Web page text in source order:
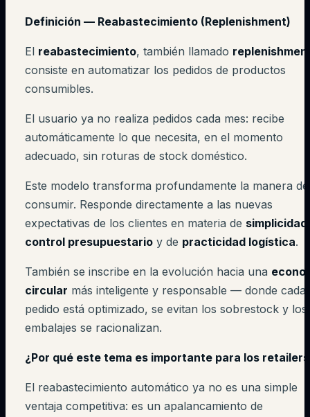
Definición — Reabastecimiento (Replenishment)
El reabastecimiento, también llamado
consiste en automatizar los pedidos de productos
consumibles.
El usuario ya no realiza pedidos cada mes: recibe
automáticamente lo que necesita, en el momento
adecuado, sin roturas de stock doméstico.
Este modelo transforma profundamente la manera de
consumir. Responde directamente a las nuevas
expectativas de los clientes en materia de simplicidad
control presupuestario y de practicidad logística.
También se inscribe en la evolución hacia una
circular más inteligente y responsable — donde cada
pedido está optimizado, se evitan los sobrestock y los
embalajes se racionalizan.
¿Por qué este tema es importante para los
El reabastecimiento automático ya no es una simple
ventaja competitiva: es un apalancamiento de